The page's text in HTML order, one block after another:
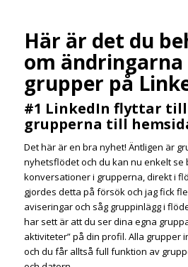
Här är det du
om
grupper på
#1 LinkedIn flyttar
grupperna till
Det här är en bra nyhet! Äntligen är
nyhetsflödet och du kan nu enkelt se
konversationer i grupperna, direkt i
gjordes detta på försök och jag fick
aviseringar och såg gruppinlägg i
har sett är att du ser dina egna
aktiviteter” på din profil. Alla grupper
och du får alltså full funktion av